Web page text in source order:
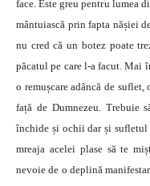
face. Este greu pentru lumea
mântuiască prin fapta nășiei
nu cred că un botez poate
păcatul pe care l-a facut. Mai
o remușcare adâncă de
față de Dumnezeu. Trebuie
închide și ochii dar și
mreaja acelei plase să te
nevoie de o deplină